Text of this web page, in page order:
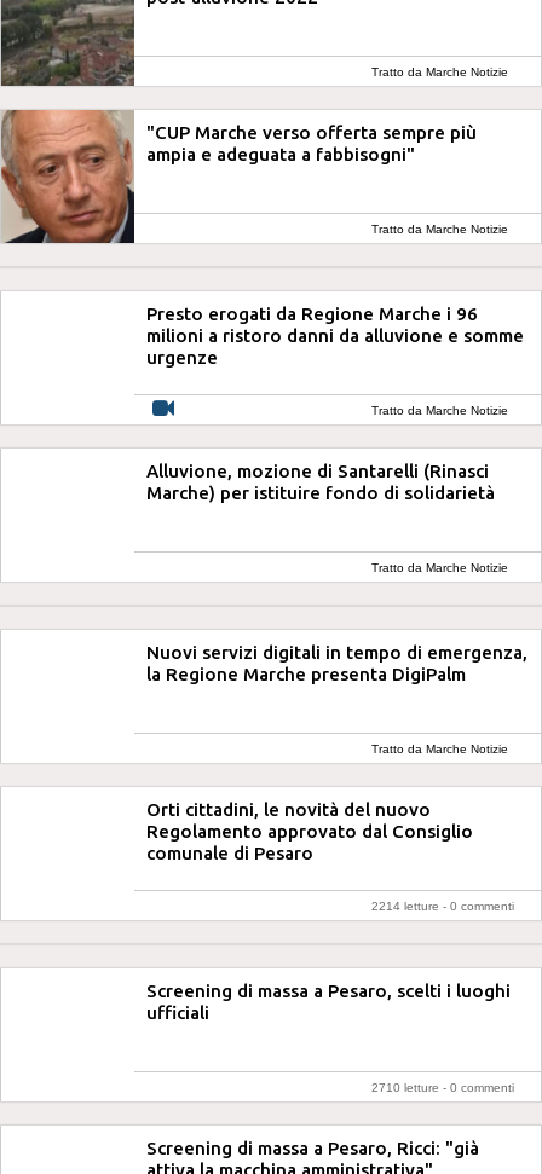
Tratto da Marche Notizie
"CUP Marche verso offerta sempre più
ampia e adeguata a fabbisogni"
Tratto da Marche Notizie
Presto erogati da Regione Marche i 96
milioni a ristoro danni da alluvione e somme
urgenze
Tratto da Marche Notizie
Alluvione, mozione di Santarelli (Rinasci
Marche) per istituire fondo di solidarietà
Tratto da Marche Notizie
Nuovi servizi digitali in tempo di emergenza,
la Regione Marche presenta DigiPalm
Tratto da Marche Notizie
Orti cittadini, le novità del nuovo
Regolamento approvato dal Consiglio
comunale di Pesaro
2214 letture - 0 commenti
Screening di massa a Pesaro, scelti i luoghi
ufficiali
2710 letture - 0 commenti
Screening di massa a Pesaro, Ricci: "già
attiva la macchina amministrativa"